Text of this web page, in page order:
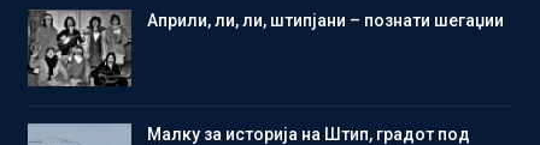
Aприли, ли, ли, штипјани – познати шегаџии
Малку за историја на Штип, градот под